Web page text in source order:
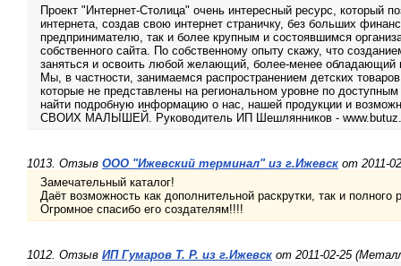
Проект "Интернет-Столица" очень интересный ресурс, который
интернета, создав свою интернет страничку, без больших
предпринимателю, так и более крупным и состоявшимся
собственного сайта. По собственному опыту скажу, что
заняться и освоить любой желающий, более-менее обладающий
Мы, в частности, занимаемся распространением детских
которые не представлены на региональном уровне по
найти подробную информацию о нас, нашей продукции и
СВОИХ МАЛЫШЕЙ. Руководитель ИП Шешлянников -
1013. Отзыв ООО "Ижевский терминал" из г.Ижевск от 2011-
Замечательный каталог!
Даёт возможность как дополнительной раскрутки, так и
Огромное спасибо его создателям!!!!
1012. Отзыв ИП Гумаров Т. Р. из г.Ижевск от 2011-02-25